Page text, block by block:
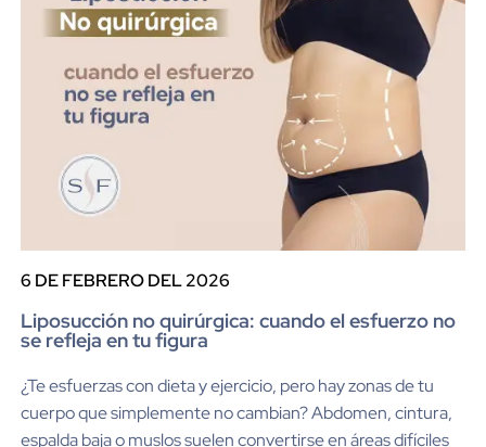
6 DE FEBRERO DEL 2026
Liposucción no quirúrgica: cuando el esfuerzo no
se refleja en tu figura
¿Te esfuerzas con dieta y ejercicio, pero hay zonas de tu
cuerpo que simplemente no cambian? Abdomen, cintura,
espalda baja o muslos suelen convertirse en áreas difíciles